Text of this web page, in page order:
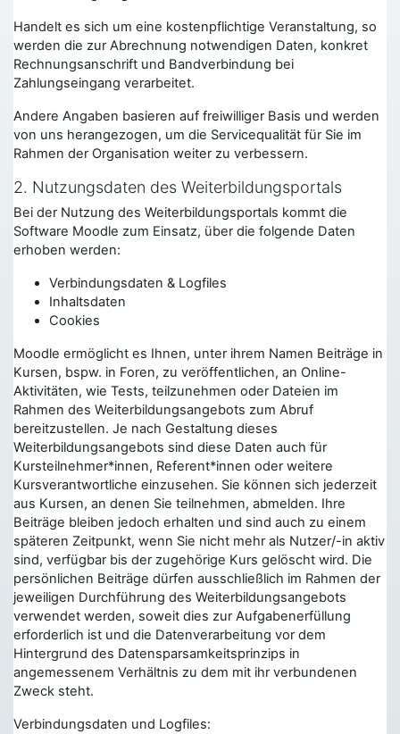
Handelt es sich um eine kostenpflichtige Veranstaltung, so
werden die zur Abrechnung notwendigen Daten, konkret
Rechnungsanschrift und Bandverbindung bei
Zahlungseingang verarbeitet.
Andere Angaben basieren auf freiwilliger Basis und werden
von uns herangezogen, um die Servicequalität für Sie im
Rahmen der Organisation weiter zu verbessern.
2. Nutzungsdaten des Weiterbildungsportals
Bei der Nutzung des Weiterbildungsportals kommt die
Software Moodle zum Einsatz, über die folgende Daten
erhoben werden:
Verbindungsdaten & Logfiles
Inhaltsdaten
Cookies
Moodle ermöglicht es Ihnen, unter ihrem Namen Beiträge in
Kursen, bspw. in Foren, zu veröffentlichen, an Online-
Aktivitäten, wie Tests, teilzunehmen oder Dateien im
Rahmen des Weiterbildungsangebots zum Abruf
bereitzustellen. Je nach Gestaltung dieses
Weiterbildungsangebots sind diese Daten auch für
Kursteilnehmer*innen, Referent*innen oder weitere
Kursverantwortliche einzusehen. Sie können sich jederzeit
aus Kursen, an denen Sie teilnehmen, abmelden. Ihre
Beiträge bleiben jedoch erhalten und sind auch zu einem
späteren Zeitpunkt, wenn Sie nicht mehr als Nutzer/-in aktiv
sind, verfügbar bis der zugehörige Kurs gelöscht wird. Die
persönlichen Beiträge dürfen ausschließlich im Rahmen der
jeweiligen Durchführung des Weiterbildungsangebots
verwendet werden, soweit dies zur Aufgabenerfüllung
erforderlich ist und die Datenverarbeitung vor dem
Hintergrund des Datensparsamkeitsprinzips in
angemessenem Verhältnis zu dem mit ihr verbundenen
Zweck steht.
Verbindungsdaten und Logfiles: